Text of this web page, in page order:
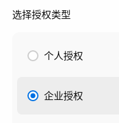
选择授权类型
个人授权
企业授权